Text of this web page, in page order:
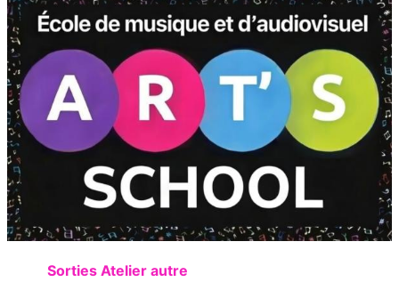
Sorties Atelier autre